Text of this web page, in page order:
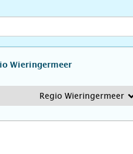
Wieringermeer
Regio Wieringermeer